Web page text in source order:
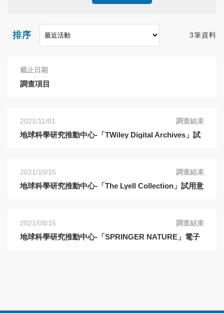
3筆資料
排序
截止日期
調查項目
2021/11/01
地球科學研究推動中心-「TWiley Digital Archives」試
調查結束
2021/10/15
地球科學研究推動中心-「The Lyell Collection」試用意
調查結束
2021/08/15
地球科學研究推動中心-「SPRINGER NATURE」電子
調查結束